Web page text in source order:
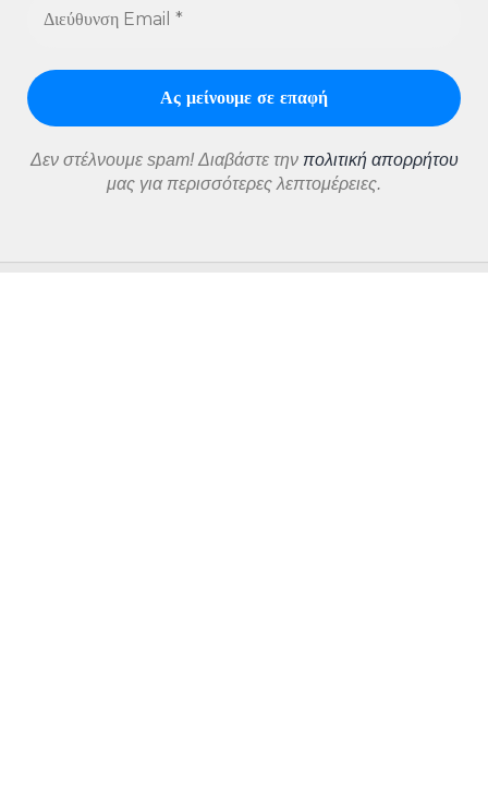
Δεν στέλνουμε spam! Διαβάστε την πολιτική απορρήτου
μας για περισσότερες λεπτομέρειες.